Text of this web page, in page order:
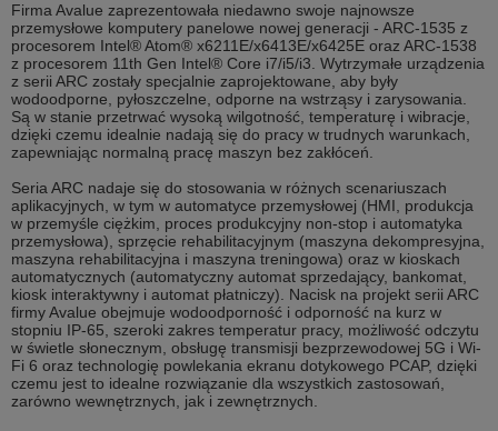
Firma Avalue zaprezentowała niedawno swoje najnowsze
przemysłowe komputery panelowe nowej generacji - ARC-1535 z
procesorem Intel® Atom® x6211E/x6413E/x6425E oraz ARC-1538
z procesorem 11th Gen Intel® Core i7/i5/i3. Wytrzymałe urządzenia
z serii ARC zostały specjalnie zaprojektowane, aby były
wodoodporne, pyłoszczelne, odporne na wstrząsy i zarysowania.
Są w stanie przetrwać wysoką wilgotność, temperaturę i wibracje,
dzięki czemu idealnie nadają się do pracy w trudnych warunkach,
zapewniając normalną pracę maszyn bez zakłóceń.
Seria ARC nadaje się do stosowania w różnych scenariuszach
aplikacyjnych, w tym w automatyce przemysłowej (HMI, produkcja
w przemyśle ciężkim, proces produkcyjny non-stop i automatyka
przemysłowa), sprzęcie rehabilitacyjnym (maszyna dekompresyjna,
maszyna rehabilitacyjna i maszyna treningowa) oraz w kioskach
automatycznych (automatyczny automat sprzedający, bankomat,
kiosk interaktywny i automat płatniczy). Nacisk na projekt serii ARC
firmy Avalue obejmuje wodoodporność i odporność na kurz w
stopniu IP-65, szeroki zakres temperatur pracy, możliwość odczytu
w świetle słonecznym, obsługę transmisji bezprzewodowej 5G i Wi-
Fi 6 oraz technologię powlekania ekranu dotykowego PCAP, dzięki
czemu jest to idealne rozwiązanie dla wszystkich zastosowań,
zarówno wewnętrznych, jak i zewnętrznych.